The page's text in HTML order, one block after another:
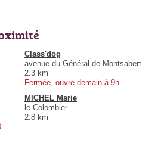
Class'dog
avenue du Général de Montsabert
2.3 km
Fermée, ouvre demain à 9h
MICHEL Marie
le Colombier
2.8 km